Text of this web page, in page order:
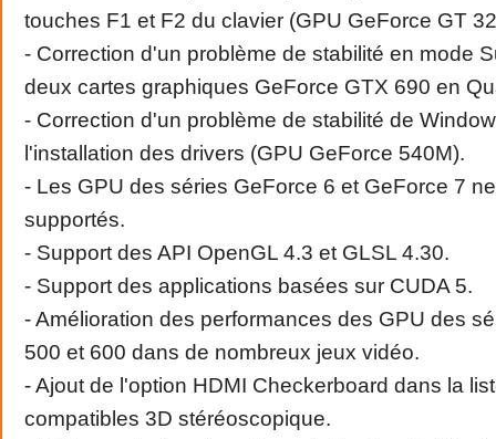
touches F1 et F2 du clavier (GPU GeForce GT
- Correction d'un problème de stabilité en mode
deux cartes graphiques GeForce GTX 690 en
- Correction d'un problème de stabilité de
l'installation des drivers (GPU GeForce 540M).
- Les GPU des séries GeForce 6 et GeForce 7
supportés.
- Support des API OpenGL 4.3 et GLSL 4.30.
- Support des applications basées sur CUDA 5.
- Amélioration des performances des GPU des
500 et 600 dans de nombreux jeux vidéo.
- Ajout de l'option HDMI Checkerboard dans la
compatibles 3D stéréoscopique.